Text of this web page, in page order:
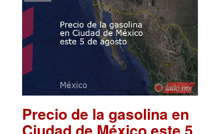
Precio de la gasolina en